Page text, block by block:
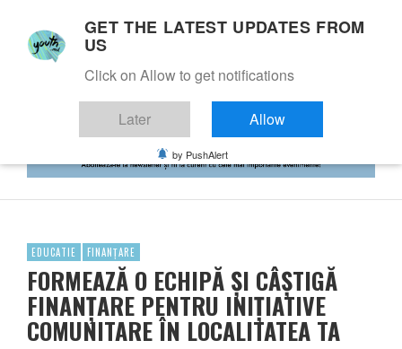
EDUCATIE FINANȚARE
FORMEAZĂ O ECHIPĂ ȘI CÂȘTIGĂ
FINANȚARE PENTRU INIȚIATIVE
COMUNITARE ÎN LOCALITATEA TA
GET THE LATEST UPDATES FROM
US
Click on Allow to get notifications
Later Allow
by PushAlert